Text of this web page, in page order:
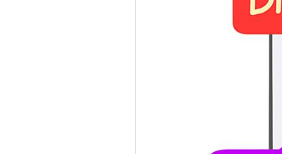
「株価検索」（検索先
「辞書検索」（検索先・
を入力する。（例：和
「路線検索」（検索先・
駅名と下車駅名を入力す
（例：乗り換え 東京 大
Google パック